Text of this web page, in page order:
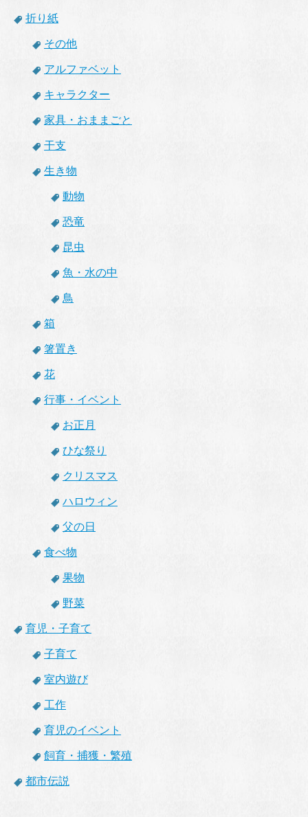
折り紙
その他
アルファベット
キャラクター
家具・おままごと
干支
生き物
動物
恐竜
昆虫
魚・水の中
鳥
箱
箸置き
花
行事・イベント
お正月
ひな祭り
クリスマス
ハロウィン
父の日
食べ物
果物
野菜
育児・子育て
子育て
室内遊び
工作
育児のイベント
飼育・捕獲・繁殖
都市伝説